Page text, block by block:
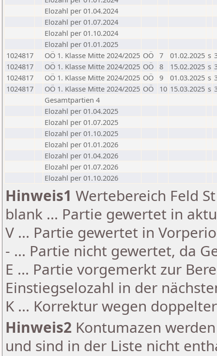
Elozahl per 01.04.2024
Elozahl per 01.07.2024
Elozahl per 01.10.2024
Elozahl per 01.01.2025
1024817
OÖ 1. Klasse Mitte 2024/2025 OÖ 7 01.02.2025 s
1024817
OÖ 1. Klasse Mitte 2024/2025 OÖ 8 15.02.2025 s
1024817
OÖ 1. Klasse Mitte 2024/2025 OÖ 9 01.03.2025 s
1024817
OÖ 1. Klasse Mitte 2024/2025 OÖ 10 15.03.2025 s
Gesamtpartien 4
Elozahl per 01.04.2025
Elozahl per 01.07.2025
Elozahl per 01.10.2025
Elozahl per 01.01.2026
Elozahl per 01.04.2026
Elozahl per 01.07.2026
Elozahl per 01.10.2026
Hinweis1 Wertebereich Feld
blank ... Partie gewertet in
V ... Partie gewertet in
- ... Partie nicht gewertet, da
E ... Partie vorgemerkt zur
Einstiegselozahl in der
K ... Korrektur wegen
Hinweis2 Kontumazen
und sind in der Liste nicht